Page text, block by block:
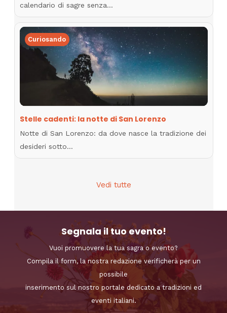
calendario di sagre senza…
Curiosando
Stelle cadenti: la notte di San Lorenzo
Notte di San Lorenzo: da dove nasce la tradizione dei
desideri sotto…
Vedi tutte
Segnala il tuo evento!
Vuoi promuovere la tua sagra o evento?
Compila il form, la nostra redazione verificherà per un
possibile
inserimento sul nostro portale dedicato a tradizioni ed
eventi italiani.